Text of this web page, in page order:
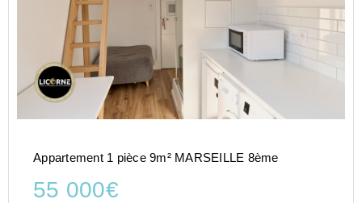
Appartement 1 pièce 9m² MARSEILLE 8ème
55 000€